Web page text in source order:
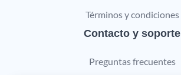
Términos y condiciones
Contacto y soporte
Preguntas frecuentes